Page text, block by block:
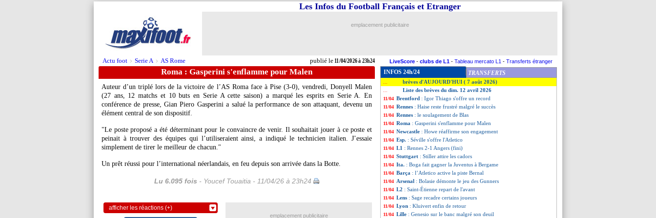
Actu foot > Serie A > AS Rome publié le11/04/2026 à 23h24
Les Infos du Football Français et Etranger
emplacement publicitaire
LiveScore - clubs de L1 - Tableau mercato L1 - Transferts étranger
Roma : Gasperini s'enflamme pour Malen
Auteur d’un triplé lors de la victoire de l’AS Roma face à Pise (3-0), vendredi, Donyell Malen
(27 ans, 12 matchs et 10 buts en Serie A cette saison) a marqué les esprits en Serie A. En
conférence de presse, Gian Piero Gasperini a salué la performance de son attaquant, devenu un
élément central de son dispositif.
"Le poste proposé a été déterminant pour le convaincre de venir. Il souhaitait jouer à ce poste et
peinait à trouver des équipes qui l’utiliseraient ainsi, a indiqué le technicien italien. J’essaie
simplement de tirer le meilleur de chacun."
Un prêt réussi pour l’international néerlandais, en feu depuis son arrivée dans la Botte.
Lu 6.095 fois - Youcef Touaitia - 11/04/26 à 23h24
afficher les réactions (+)
INFOS 24h/24 TRANSFERTS
brèves d'AUJOURD'HUI ( 7 août 2026)
Liste des brèves du dim. 12 avril 2026
11/04 Brentford : Igor Thiago s'offre un record
11/04 Rennes : Haise reste frustré malgré le succès
11/04 Rennes : le soulagement de Blas
11/04 Roma : Gasperini s'enflamme pour Malen
11/04 Newcastle : Howe réaffirme son engagement
11/04 Esp. : Séville s'offre l'Atletico
11/04 L1 : Rennes 2-1 Angers (fini)
11/04 Stuttgart : Stiller attire les cadors
11/04 Ita. : Boga fait gagner la Juventus à Bergame
11/04 Barça : l’Atletico active la piste Bernal
11/04 Arsenal : Bolasie démonte le jeu des Gunners
11/04 L2 : Saint-Étienne repart de l'avant
11/04 Lens : Sage recadre certains joueurs
11/04 Lyon : Kluivert enfin de retour
11/04 Lille : Genesio sur le banc malgré son deuil
emplacement publicitaire